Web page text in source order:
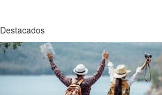
Destacados